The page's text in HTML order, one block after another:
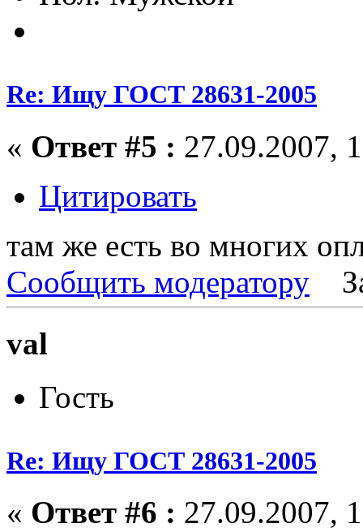
Re: Ищу ГОСТ 28631-2005
« Ответ #5 : 27.09.2007,
Цитировать
там же есть во многих
Сообщить модератору
val
Гость
Re: Ищу ГОСТ 28631-2005
« Ответ #6 : 27.09.2007,